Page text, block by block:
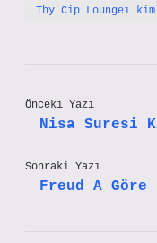
Thy Cip Loungeı
Önceki Yazı
Nisa Suresi
Sonraki Yazı
Freud A